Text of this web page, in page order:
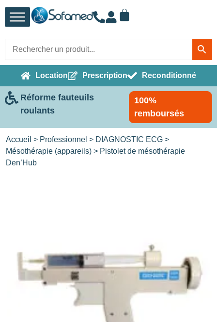
Location Prescription Reconditionné
Réforme fauteuils
roulants
100%
remboursés
Accueil > Professionnel > DIAGNOSTIC ECG >
Mésothérapie (appareils) > Pistolet de mésothérapie
Den’Hub